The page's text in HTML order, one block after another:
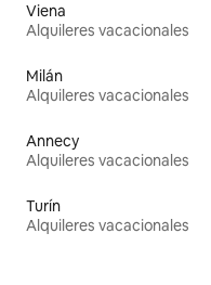
Viena
Alquileres vacacionales
Milán
Alquileres vacacionales
Annecy
Alquileres vacacionales
Turín
Alquileres vacacionales